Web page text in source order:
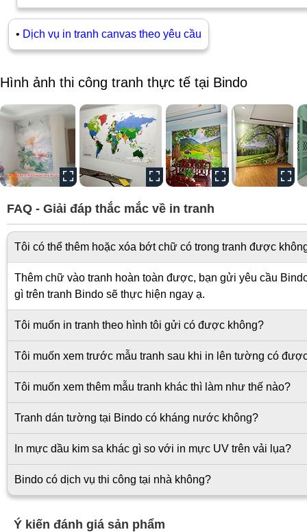
• Dịch vụ in tranh canvas theo yêu cầu
Hình ảnh thi công tranh thực tế tại Bindo
FAQ - Giải đáp thắc mắc về in tranh
Tôi có thể thêm hoặc xóa bớt chữ có trong tranh được
Thêm chữ vào tranh hoàn toàn được, bạn gửi yêu cầu
gì trên tranh Bindo sẽ thực hiện ngay ạ.
Tôi muốn in tranh theo hình tôi gửi có được không?
Tôi muốn xem trước mẫu tranh sau khi in lên tường có
Tôi muốn xem thêm mẫu tranh khác thì làm như thế nào?
Tranh dán tường tại Bindo có kháng nước không?
In mực dầu kim sa khác gì so với in mực UV trên vải lụa?
Bindo có dịch vụ thi công tại nhà không?
Ý kiến đánh giá sản phẩm